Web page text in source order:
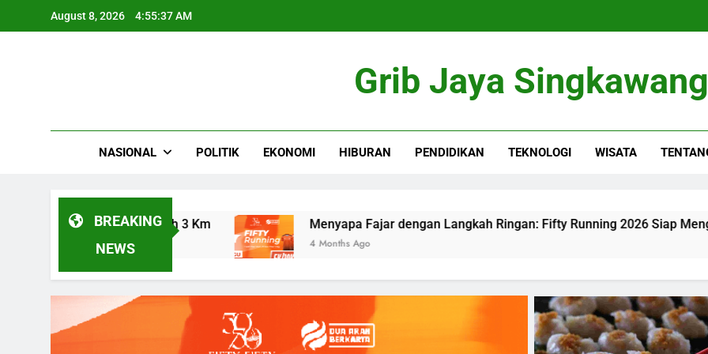
August 8, 2026 4:55:38 AM
Grib Jaya Singkawang
NASIONAL POLITIK EKONOMI HIBURAN PENDIDIKAN TEKNOLOGI WISATA
BREAKING
NEWS
Sejauh 3 Km Menyapa Fajar dengan Langkah Ringan: Fifty Running 2026 Siap Menguji Ketangguhanmu di
4 Months Ago